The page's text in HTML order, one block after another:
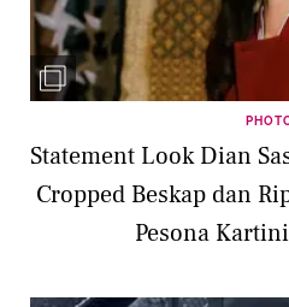
Statement Look Dian
Cropped Beskap dan
Pesona